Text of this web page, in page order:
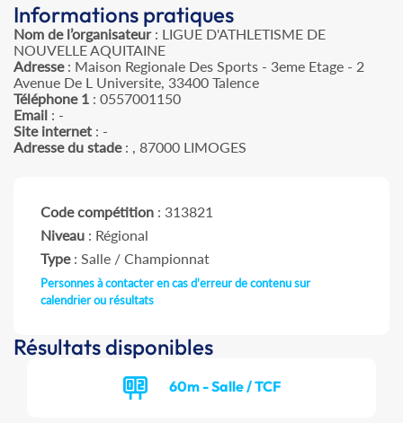
Informations pratiques
Nom de l’organisateur: LIGUE D'ATHLETISME DE
NOUVELLE AQUITAINE
Adresse: Maison Regionale Des Sports - 3eme Etage - 2
Avenue De L Universite, 33400 Talence
Téléphone 1 : 0557001150
Email : -
Site internet : -
Adresse du stade: , 87000 LIMOGES
Code compétition : 313821
Niveau : Régional
Type: Salle / Championnat
Personnes à contacter en cas d'erreur de contenu sur
calendrier ou résultats
Résultats disponibles
60m - Salle / TCF